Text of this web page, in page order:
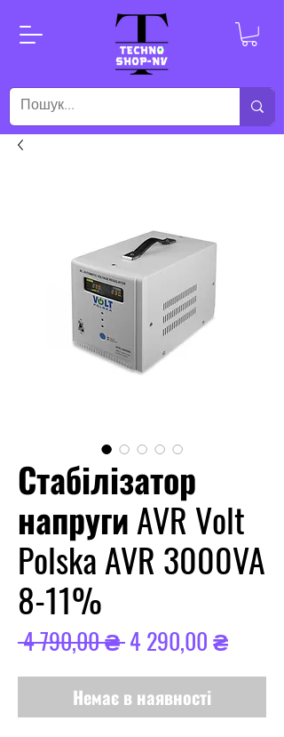
Стабілізатор
напруги AVR Volt
Polska AVR 3000VA
8-11%
4 790,00 ₴ Звичайна
ціна
4 290,00 ₴За
Немає в наявності